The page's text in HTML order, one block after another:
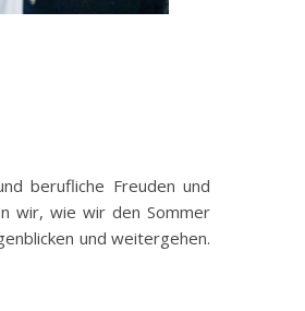
berufliche Freuden und
wir, wie wir den Sommer
und weitergehen.